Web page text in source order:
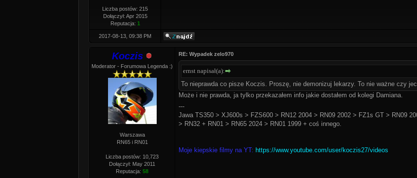
Liczba postów: 215
Dołączył: Apr 2015
Reputacja: 1
2017-08-13, 09:38 PM
Koczis
Moderator - Forumowa Legenda :)
Warszawa
RN65 i RN01
Liczba postów: 10,723
Dołączył: May 2011
Reputacja: 58
RE: Wypadek zelo970
ernst napisał(a):
To nieprawda co pisze Koczis. Proszę, nie demonizuj lekarzy. To nie ważne czy
Może i nie prawda, ja tylko przekazałem info jakie dostałem od kolegi Damiana.
---
Jawa TS350 > XJ600s > FZS600 > RN12 2004 > RN09 2002 > FZ1s GT > RN09
> RN32 + RN01 > RN65 2024 > RN01 1999 + coś innego.
Moje kiepskie filmy na YT: https://www.youtube.com/user/koczis27/videos